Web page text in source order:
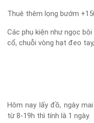
Thuê thêm lọng bướm
Các phụ kiện như ngọc
cổ, chuỗi vòng hạt đeo
Hôm nay lấy đồ, ngày
từ 8-19h thì tính là 1 ngày.